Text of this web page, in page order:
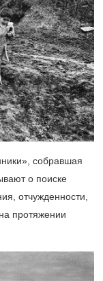
собравшая
о поиске
отчужденности,
протяжении